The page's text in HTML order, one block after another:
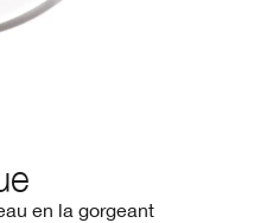
en la gorgeant